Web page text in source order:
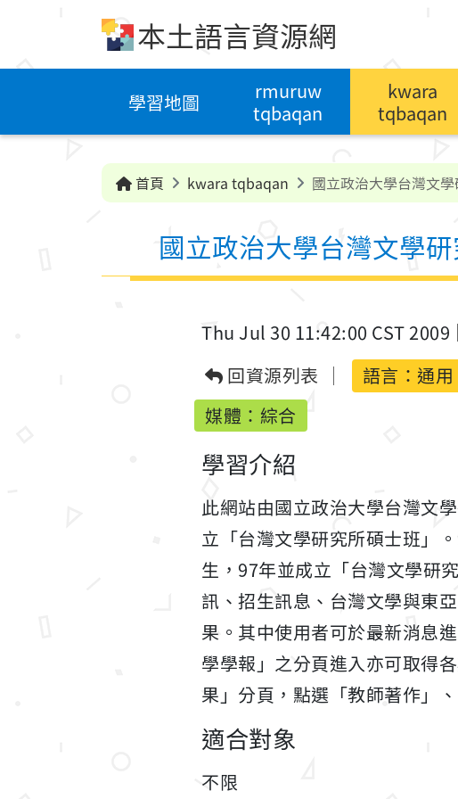
本土語言資源網
學習地圖
rmuruw
tqbaqan
kwara
tqbaqan
首頁 kwara tqbaqan 國立政治大學台灣文
國立政治大學台灣文學
Thu Jul 30 11:42:00 CST 2009
回資源列表
語言： 通用
媒體：綜合
學習介紹
此網站由國立政治大學台灣文
立「台灣文學研究所碩士班」
生，97年並成立「台灣文學研
訊、招生訊息、台灣文學與東
果。其中使用者可於最新消息
學學報」之分頁進入亦可取得
果」分頁，點選「教師著作」
適合對象
不限